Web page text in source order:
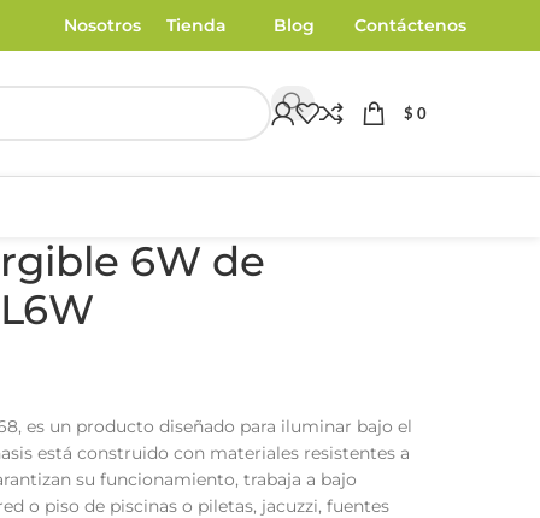
Nosotros Tienda Blog Contáctenos
$ 0
6W de
es un producto diseñado para iluminar bajo el
está construido con materiales resistentes a
su funcionamiento, trabaja a bajo
o piso de piscinas o piletas, jacuzzi, fuentes